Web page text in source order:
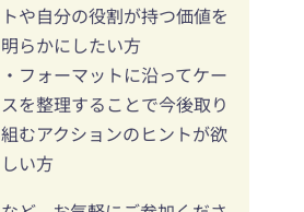
トや自分の役割が持つ価値を
明らかにしたい方
・フォーマットに沿ってケー
スを整理することで今後取り
組むアクションのヒントが欲
しい方